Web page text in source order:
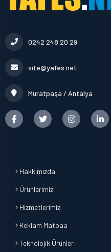
0242 248 20 29
site@yafes.net
Muratpaşa / Antalya
Hakkımızda
Ürünlerimiz
Hizmetlerimiz
Reklam Matbaa
Teknolojik Ürünler